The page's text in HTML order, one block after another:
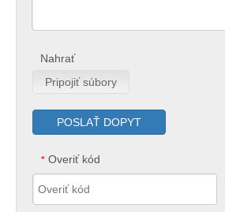
Nahrať
Pripojiť súbory
POSLAŤ DOPYT
* Overiť kód